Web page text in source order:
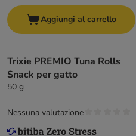
Aggiungi al carrello
Trixie PREMIO Tuna Rolls
Snack per gatto
50 g
Nessuna valutazione